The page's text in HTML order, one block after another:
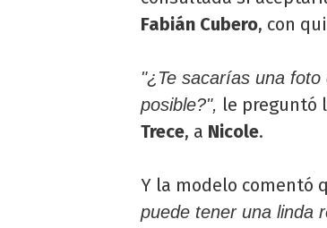
Fabián Cubero, con
"¿Te sacarías una
posible?", le preguntó
Trece, a Nicole.
Y la modelo comentó
puede tener una linda